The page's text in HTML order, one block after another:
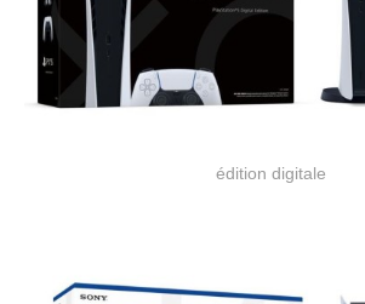
édition digitale